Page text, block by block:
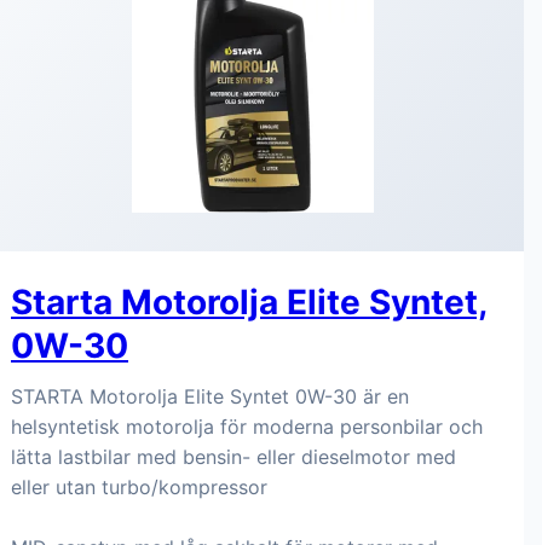
Starta Motorolja Elite Syntet,
0W-30
STARTA Motorolja Elite Syntet 0W-30 är en
helsyntetisk motorolja för moderna personbilar och
lätta lastbilar med bensin- eller dieselmotor med
eller utan turbo/kompressor